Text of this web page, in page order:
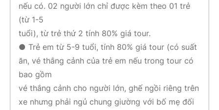
nếu có. 02 người lớn chỉ được kèm theo 01 trẻ
(từ 1-5
tuổi), từ trẻ thứ 2 tính 80% giá tour.
● Trẻ em từ 5-9 tuổi, tính 80% giá tour (có suất
ăn, vé thắng cảnh của trẻ em nếu trong tour có
bao gồm
vé thắng cảnh cho người lớn, ghế ngồi riêng trên
xe nhưng phải ngủ chung giường với bố mẹ đối